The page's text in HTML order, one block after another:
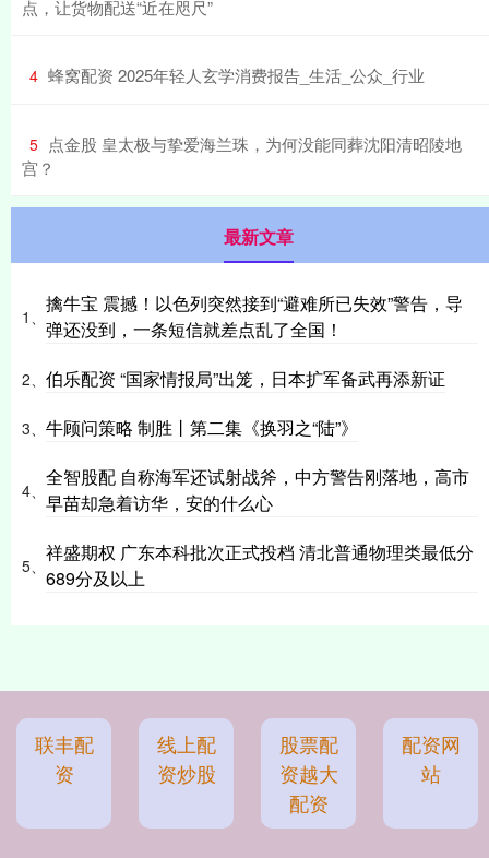
点，让货物配送“近在咫尺”
4 ​蜂窝配资 2025年轻人玄学消费报告_生活_公众_行业
5 ​点金股 皇太极与挚爱海兰珠，为何没能同葬沈阳清昭陵地
宫？
最新文章
1、
擒牛宝 震撼！以色列突然接到“避难所已失效”警告，导
弹还没到，一条短信就差点乱了全国！
2、 伯乐配资 “国家情报局”出笼，日本扩军备武再添新证
3、 牛顾问策略 制胜丨第二集《换羽之“陆”》
4、
全智股配 自称海军还试射战斧，中方警告刚落地，高市
早苗却急着访华，安的什么心
5、
祥盛期权 广东本科批次正式投档 清北普通物理类最低分
689分及以上
联丰配
资
线上配
资炒股
股票配
资越大
配资
配资网
站